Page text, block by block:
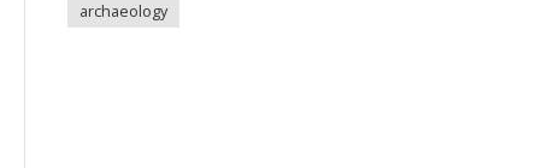
archaeology